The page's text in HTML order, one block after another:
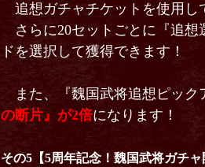
追想ガチャチケットを使用し
さらに20セットごとに『追想
ドを選択して獲得できます！
また、『魏国武将追想ピック
の断片』が2倍になります！
その5【5周年記念！魏国武将ガチャ